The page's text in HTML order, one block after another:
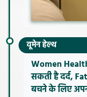
वूमेन हेल्थ
Women
सकती है दर्द,
बचने के लिए